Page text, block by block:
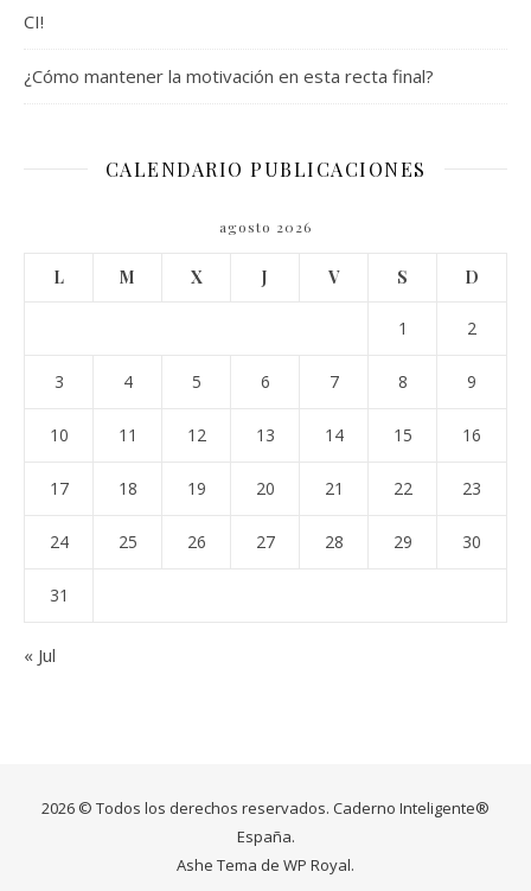
CI!
¿Cómo mantener la motivación en esta recta final?
CALENDARIO PUBLICACIONES
agosto 2026
L M X J V S D
1 2
3 4 5 6 7 8 9
10 11 12 13 14 15 16
17 18 19 20 21 22 23
24 25 26 27 28 29 30
31
« Jul
2026 © Todos los derechos reservados. Caderno Inteligente®
España.
Ashe Tema de WP Royal.